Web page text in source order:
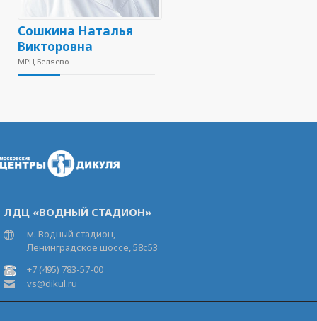
Сошкина Наталья
Викторовна
МРЦ Беляево
ЛДЦ «ВОДНЫЙ СТАДИОН»
м. Водный стадион,
Ленинградское шоссе, 58с53
+7 (495) 783-57-00
vs@dikul.ru